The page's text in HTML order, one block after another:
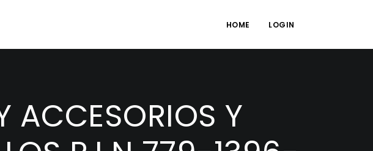
HOME LOGIN
ACCESORIOS Y